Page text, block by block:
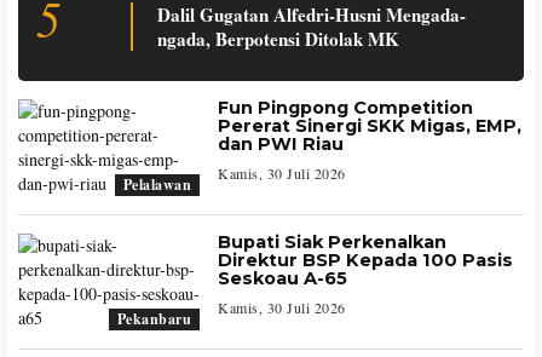
5
Dalil Gugatan Alfedri-Husni Mengada-
ngada, Berpotensi Ditolak MK
Pelalawan
Fun Pingpong Competition
Pererat Sinergi SKK Migas, EMP,
dan PWI Riau
Kamis, 30 Juli 2026
Pekanbaru
Bupati Siak Perkenalkan
Direktur BSP Kepada 100 Pasis
Seskoau A-65
Kamis, 30 Juli 2026